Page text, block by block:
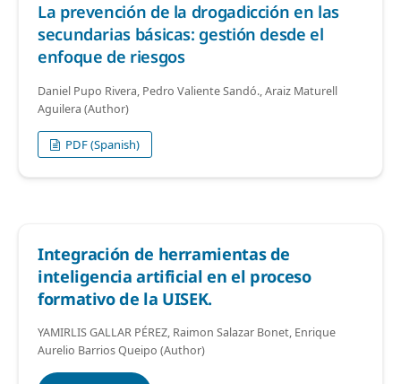
La prevención de la drogadicción en las
secundarias básicas: gestión desde el
enfoque de riesgos
Daniel Pupo Rivera, Pedro Valiente Sandó., Araiz Maturell
Aguilera (Author)
PDF (Spanish)
Integración de herramientas de
inteligencia artificial en el proceso
formativo de la UISEK.
YAMIRLIS GALLAR PÉREZ, Raimon Salazar Bonet, Enrique
Aurelio Barrios Queipo (Author)